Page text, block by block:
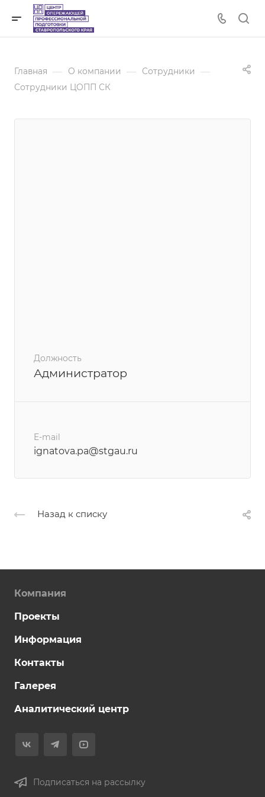
Главная — О компании — Сотрудники —
Сотрудники ЦОПП СК
Должность
Администратор
E-mail
ignatova.pa@stgau.ru
Назад к списку
Компания
Проекты
Информация
Контакты
Галерея
Аналитический центр
Подписаться на рассылку